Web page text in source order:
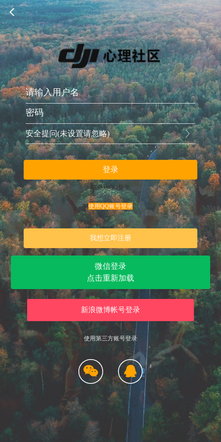
安全提问(未设置请忽略)
登录
或使用QQ登录
使用QQ账号登录
我想立即注册
微信登录
点击重新加载
新浪微博帐号登录
使用第三方账号登录